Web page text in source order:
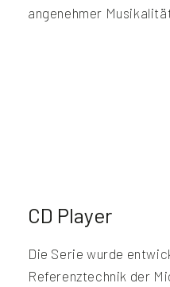
angenehmer
CD Player
Die Serie wurde
Referenztechnik der